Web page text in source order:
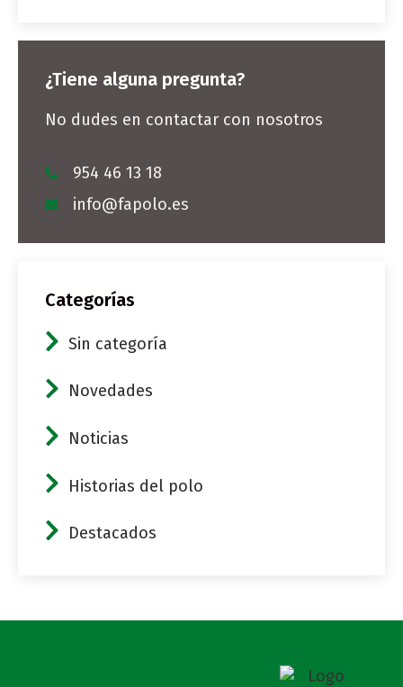
¿Tiene alguna pregunta?
No dudes en contactar con nosotros
954 46 13 18
info@fapolo.es
Categorías
Sin categoría
Novedades
Noticias
Historias del polo
Destacados